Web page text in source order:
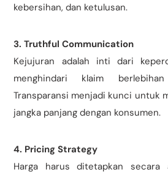
kebersihan, dan ketulusan.
3. Truthful Communication
Kejujuran adalah inti dari
menghindari klaim
Transparansi menjadi kunci untuk
jangka panjang dengan konsumen.
4. Pricing Strategy
Harga harus ditetapkan secara